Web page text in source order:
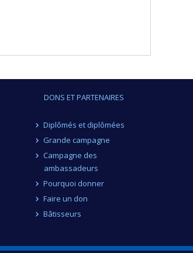
DONS ET PARTENAIRES
Diplômés et diplômées
Grande campagne
Campagne des
ambassadeurs
Pourquoi donner
Faire un don
Bâtisseurs